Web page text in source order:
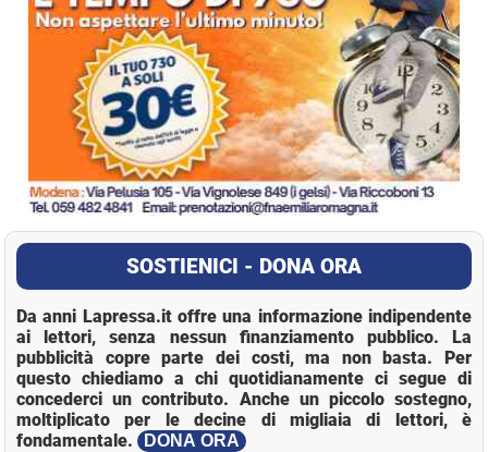
SOSTIENICI - DONA ORA
Da anni Lapressa.it offre una informazione indipendente
ai lettori, senza nessun finanziamento pubblico. La
pubblicità copre parte dei costi, ma non basta. Per
questo chiediamo a chi quotidianamente ci segue di
concederci un contributo. Anche un piccolo sostegno,
moltiplicato per le decine di migliaia di lettori, è
fondamentale.
DONA ORA